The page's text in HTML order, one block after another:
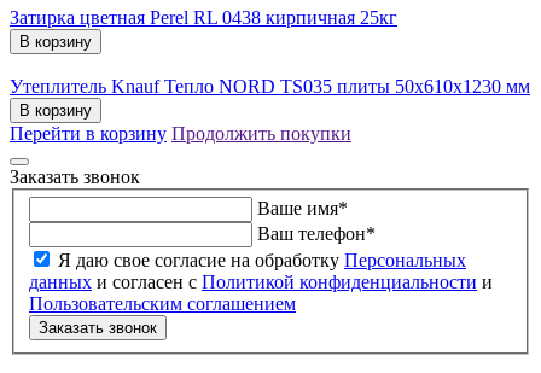
Затирка цветная Perel RL 0438 кирпичная 25кг
В корзину
Утеплитель Knauf Тепло NORD TS035 плиты 50х610х1230 мм
В корзину
Перейти в корзину Продолжить покупки
Заказать звонок
Ваше имя*
Ваш телефон*
Я даю свое согласие на обработку Персональных
данных и согласен с Политикой конфиденциальности и
Пользовательским соглашением
Заказать звонок